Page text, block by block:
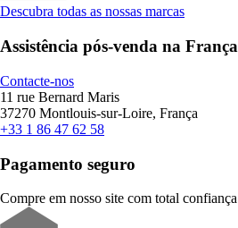
Descubra todas as nossas marcas
Assistência pós-venda na França
Contacte-nos
11 rue Bernard Maris
37270 Montlouis-sur-Loire, França
+33 1 86 47 62 58
Pagamento seguro
Compre em nosso site com total confiança